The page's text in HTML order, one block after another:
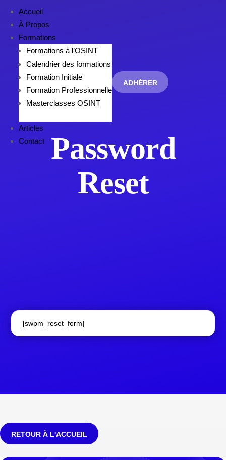
Accueil
À Propos
Formations
Formations à l’OSINT
Calendrier des formations
Formation Initiale
Formation Professionnelle
Masterclasses OSINT
Articles
Contact
ADHÉRER
Password
Reset
[swpm_reset_form]
RETOUR À L'ACCUEIL